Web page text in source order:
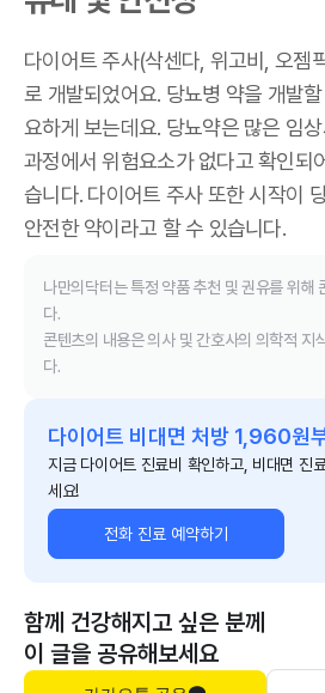
다이어트 주사(삭센다, 위고비, 오젬
로 개발되었어요. 당뇨병 약을 개발
요하게 보는데요. 당뇨약은 많은 임
과정에서 위험요소가 없다고 확인되
습니다. 다이어트 주사 또한 시작이
안전한 약이라고 할 수 있습니다.
나만의닥터는 특정 약품 추천 및 권유를 위해
다.
콘텐츠의 내용은 의사 및 간호사의 의학적 지
다.
다이어트 비대면 처방 1,960원
지금 다이어트 진료비 확인하고, 비대면 진
세요!
전화 진료 예약하기
함께 건강해지고 싶은 분께
이 글을 공유해보세요